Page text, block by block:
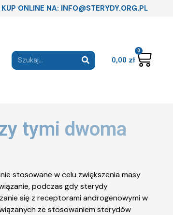
KUP ONLINE NA: INFO@STERYDY.ORG.PL
0,00 zł
0
tymi dwoma
stosowane w celu zwiększenia masy
podczas gdy sterydy
się z receptorami androgenowymi w
ze stosowaniem sterydów